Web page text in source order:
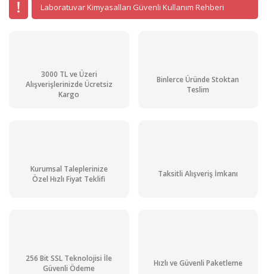
Laboratuvar Kimyasalları Güvenli Kullanım Rehberi
3000 TL ve Üzeri
Alışverişlerinizde Ücretsiz
Kargo
Binlerce Üründe Stoktan
Teslim
Kurumsal Taleplerinize
Özel Hızlı Fiyat Teklifi
Taksitli Alışveriş İmkanı
256 Bit SSL Teknolojisi İle
Güvenli Ödeme
Hızlı ve Güvenli Paketleme